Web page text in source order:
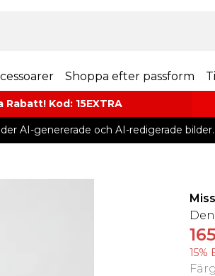
Shoppa efter passform
Rabatt! Kod: 15EXTRA
AI-genererade och AI-redigerade bilder.
15%
Färg